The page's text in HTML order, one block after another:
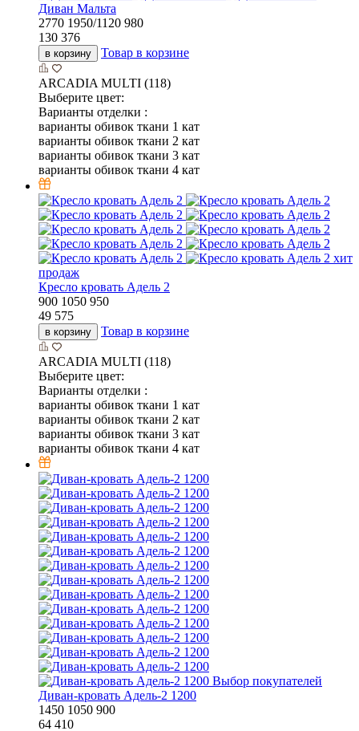
Диван Мальта
2770 1950/1120 980
130 376
в корзину Товар в корзине
ARCADIA MULTI (118)
Выберите цвет:
Варианты отделки :
варианты обивок ткани 1 кат
варианты обивок ткани 2 кат
варианты обивок ткани 3 кат
варианты обивок ткани 4 кат
хит
продаж
Кресло кровать Адель 2
900 1050 950
49 575
в корзину Товар в корзине
ARCADIA MULTI (118)
Выберите цвет:
Варианты отделки :
варианты обивок ткани 1 кат
варианты обивок ткани 2 кат
варианты обивок ткани 3 кат
варианты обивок ткани 4 кат
Выбор покупателей
Диван-кровать Адель-2 1200
1450 1050 900
64 410